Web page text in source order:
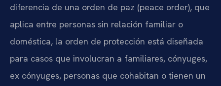
diferencia de una orden de paz (peace order), que
aplica entre personas sin relación familiar o
doméstica, la orden de protección está diseñada
para casos que involucran a familiares, cónyuges,
ex cónyuges, personas que cohabitan o tienen un